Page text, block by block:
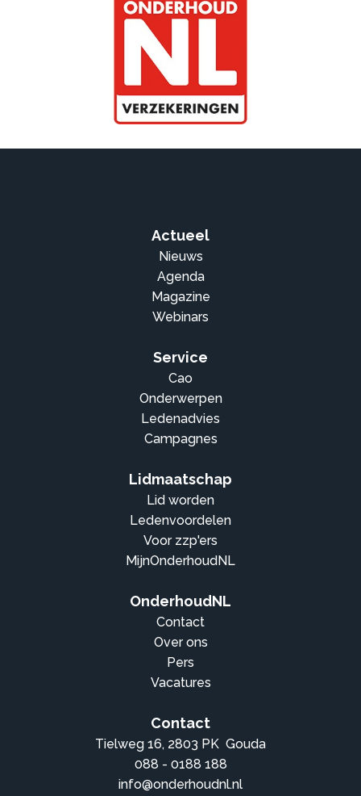
Actueel
Nieuws
Agenda
Magazine
Webinars
Service
Cao
Onderwerpen
Ledenadvies
Campagnes
Lidmaatschap
Lid worden
Ledenvoordelen
Voor zzp'ers
MijnOnderhoudNL
OnderhoudNL
Contact
Over ons
Pers
Vacatures
Contact
Tielweg 16, 2803 PK Gouda
088 - 0188 188
info@onderhoudnl.nl